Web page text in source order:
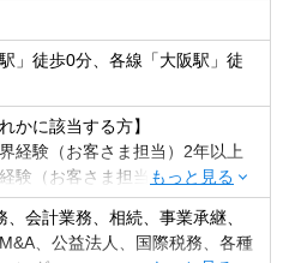
」徒歩0分、各線「大阪駅」徒
かに該当する方】
経験（お客さま担当）2年以上
験（お客さま担当）3年以上
（業界等問わず）2年以上 か
目1科目以上の取得者
、会計業務、相続、事業承継、
、公益法人、国際税務、各種